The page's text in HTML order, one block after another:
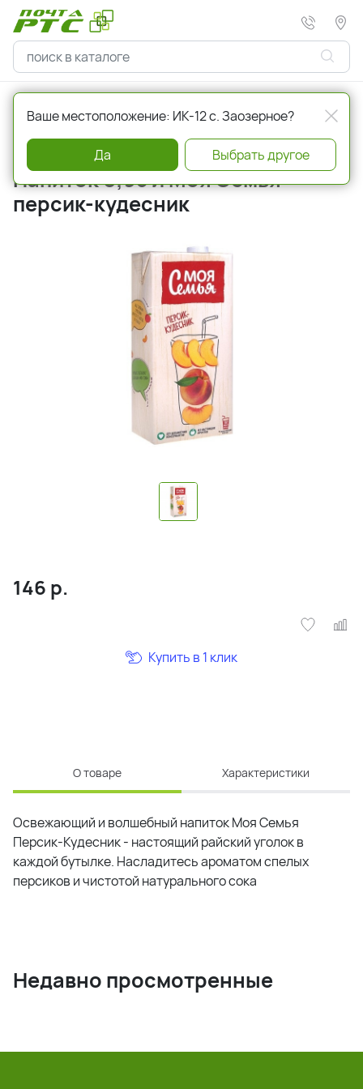
Главная Напитки Соки, нектары
Артикул 239166
Напиток 0,95 л Моя Семья
персик-кудесник
146 р.
Купить в 1 клик
О товаре Характеристики
Освежающий и волшебный напиток Моя Семья
Персик-Кудесник - настоящий райский уголок в
каждой бутылке. Насладитесь ароматом спелых
персиков и чистотой натурального сока
Недавно просмотренные
Ваше местоположение: ИК-12 с. Заозерное?
Да Выбрать другое